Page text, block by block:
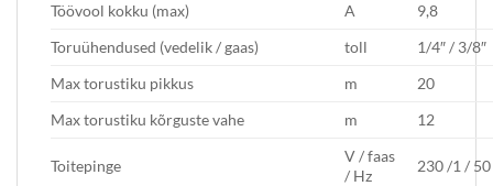
Töövool kokku (max) A
9,8
Toruühendused (vedelik / gaas)
toll
1/4″ / 3/8″
Max torustiku pikkus
m
20
Max torustiku kõrguste vahe
m 12
Toitepinge
V / faas
/ Hz
230 /1 / 50